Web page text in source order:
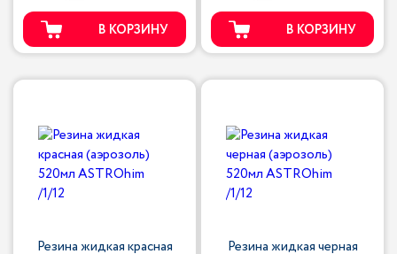
В КОРЗИНУ В КОРЗИНУ
Резина жидкая красная Резина жидкая черная